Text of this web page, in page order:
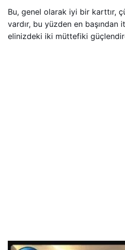
Bu, genel olarak iyi bir karttır,
vardır, bu yüzden en başından
elinizdeki iki müttefiki